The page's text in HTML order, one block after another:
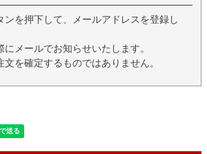
ンを押下して、メールアドレスを登録し
メールでお知らせいたします。
を確定するものではありません。